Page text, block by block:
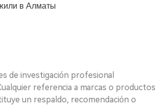
в Алматы
de investigación profesional
referencia a marcas o productos
un respaldo, recomendación o